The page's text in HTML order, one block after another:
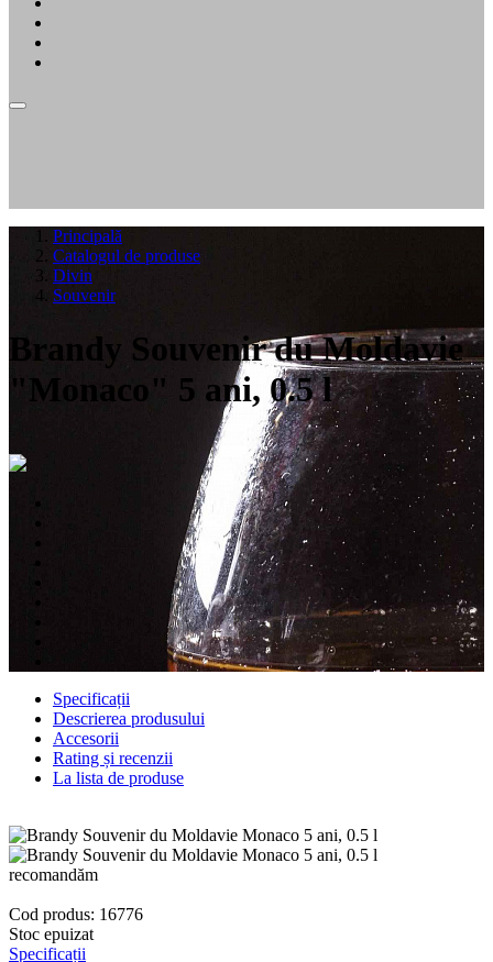
Principală
Catalogul de produse
Divin
Souvenir
Brandy Souvenir du Moldavie
"Monaco" 5 ani, 0.5 l
Specificații
Descrierea produsului
Accesorii
Rating și recenzii
La lista de produse
recomandăm
Cod produs: 16776
Stoc epuizat
Specificații